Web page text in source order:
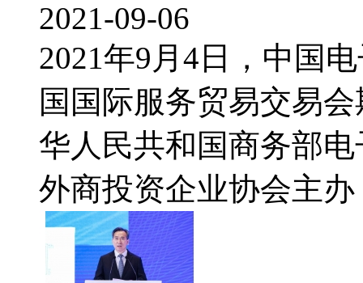
2021-09-06
2021年9月4日，中国
国国际服务贸易交易
华人民共和国商务部
外商投资企业协会主办